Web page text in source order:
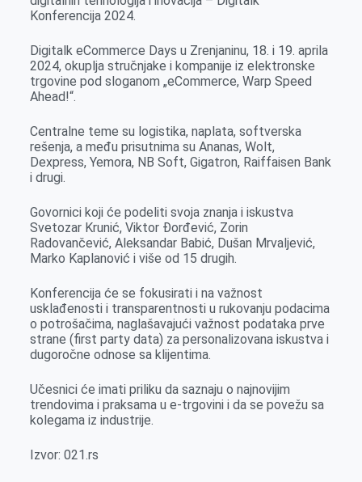
Konferencija 2024.
Digitalk eCommerce Days u Zrenjaninu, 18. i 19. aprila
2024, okuplja stručnjake i kompanije iz elektronske
trgovine pod sloganom „eCommerce, Warp Speed
Ahead!“.
Centralne teme su logistika, naplata, softverska
rešenja, a među prisutnima su Ananas, Wolt,
Dexpress, Yemora, NB Soft, Gigatron, Raiffaisen Bank
i drugi.
Govornici koji će podeliti svoja znanja i iskustva
Svetozar Krunić, Viktor Đorđević, Zorin
Radovančević, Aleksandar Babić, Dušan Mrvaljević,
Marko Kaplanović i više od 15 drugih.
Konferencija će se fokusirati i na važnost
usklađenosti i transparentnosti u rukovanju podacima
o potrošačima, naglašavajući važnost podataka prve
strane (first party data) za personalizovana iskustva i
dugoročne odnose sa klijentima.
Učesnici će imati priliku da saznaju o najnovijim
trendovima i praksama u e-trgovini i da se povežu sa
kolegama iz industrije.
Izvor: 021.rs